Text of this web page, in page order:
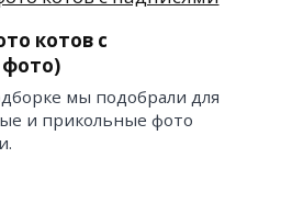
котов с
мы подобрали для
и прикольные фото